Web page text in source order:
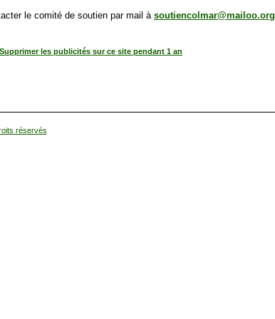
le comité de soutien par mail à soutiencolmar@mailoo.org
Supprimer les publicités sur ce site pendant 1 an
réservés